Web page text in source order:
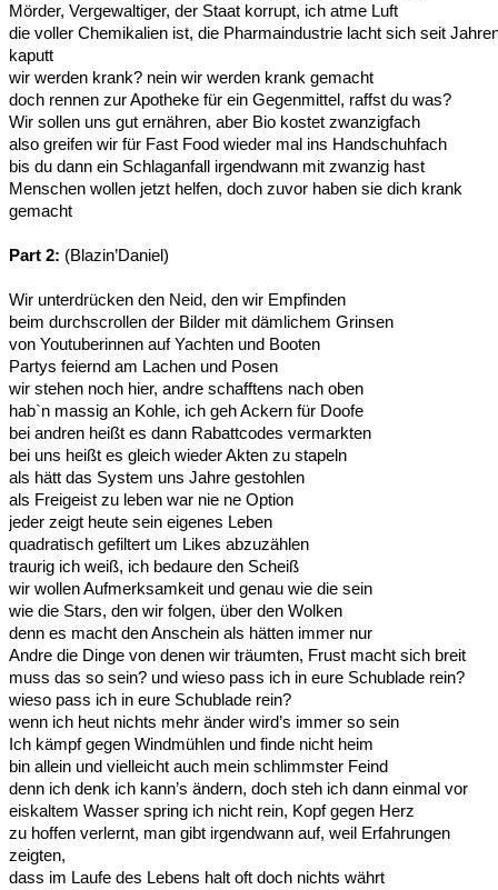
Mörder, Vergewaltiger, der Staat korrupt, ich atme Luft
die voller Chemikalien ist, die Pharmaindustrie lacht sich seit
kaputt
wir werden krank? nein wir werden krank gemacht
doch rennen zur Apotheke für ein Gegenmittel, raffst du was?
Wir sollen uns gut ernähren, aber Bio kostet zwanzigfach
also greifen wir für Fast Food wieder mal ins Handschuhfach
bis du dann ein Schlaganfall irgendwann mit zwanzig hast
Menschen wollen jetzt helfen, doch zuvor haben sie dich krank
gemacht
Part 2: (Blazin’Daniel)
Wir unterdrücken den Neid, den wir Empfinden
beim durchscrollen der Bilder mit dämlichem Grinsen
von Youtuberinnen auf Yachten und Booten
Partys feiernd am Lachen und Posen
wir stehen noch hier, andre schafftens nach oben
hab`n massig an Kohle, ich geh Ackern für Doofe
bei andren heißt es dann Rabattcodes vermarkten
bei uns heißt es gleich wieder Akten zu stapeln
als hätt das System uns Jahre gestohlen
als Freigeist zu leben war nie ne Option
jeder zeigt heute sein eigenes Leben
quadratisch gefiltert um Likes abzuzählen
traurig ich weiß, ich bedaure den Scheiß
wir wollen Aufmerksamkeit und genau wie die sein
wie die Stars, den wir folgen, über den Wolken
denn es macht den Anschein als hätten immer nur
Andre die Dinge von denen wir träumten, Frust macht sich breit
muss das so sein? und wieso pass ich in eure Schublade rein?
wieso pass ich in eure Schublade rein?
wenn ich heut nichts mehr änder wird’s immer so sein
Ich kämpf gegen Windmühlen und finde nicht heim
bin allein und vielleicht auch mein schlimmster Feind
denn ich denk ich kann’s ändern, doch steh ich dann einmal vor
eiskaltem Wasser spring ich nicht rein, Kopf gegen Herz
zu hoffen verlernt, man gibt irgendwann auf, weil Erfahrungen
zeigten,
dass im Laufe des Lebens halt oft doch nichts währt